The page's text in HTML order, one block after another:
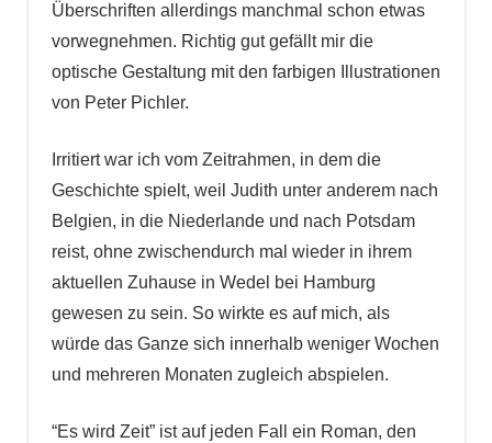
Überschriften allerdings manchmal schon etwas
vorwegnehmen. Richtig gut gefällt mir die
optische Gestaltung mit den farbigen Illustrationen
von Peter Pichler.
Irritiert war ich vom Zeitrahmen, in dem die
Geschichte spielt, weil Judith unter anderem nach
Belgien, in die Niederlande und nach Potsdam
reist, ohne zwischendurch mal wieder in ihrem
aktuellen Zuhause in Wedel bei Hamburg
gewesen zu sein. So wirkte es auf mich, als
würde das Ganze sich innerhalb weniger Wochen
und mehreren Monaten zugleich abspielen.
“Es wird Zeit” ist auf jeden Fall ein Roman, den